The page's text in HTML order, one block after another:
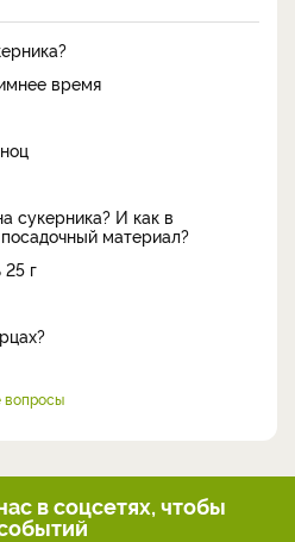
время
сукерника? И как в
материал?
г
вопросы
в соцсетях, чтобы